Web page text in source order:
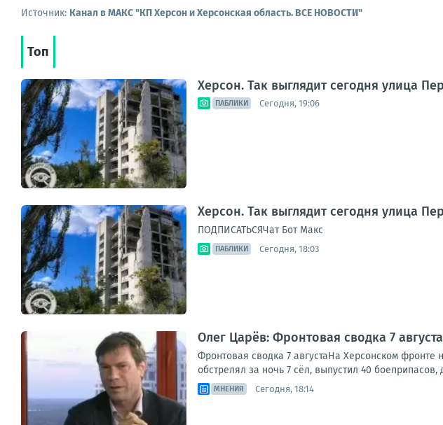
Источник: Канал в МАКС "КП Херсон и Херсонская область. ВСЕ НОВОСТИ"
Топ
Херсон. Так выглядит сегодня улица
ПАБЛИКИ Сегодня, 19:06
Херсон. Так выглядит сегодня улица
ПОДПИСАТЬСЯЧат Бот Макс
ПАБЛИКИ Сегодня, 18:03
Олег Царёв: Фронтовая сводка 7 августа
Фронтовая сводка 7 августаНа Херсонском
обстрелял за ночь 7 сёл, выпустил 40
МНЕНИЯ Сегодня, 18:14